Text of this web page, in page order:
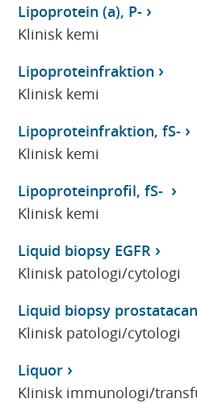
Lipoprotein (a), P-
Klinisk kemi
Lipoproteinfraktion
Klinisk kemi
Lipoproteinfraktion, fS-
Klinisk kemi
Lipoproteinprofil, fS-
Klinisk kemi
Liquid biopsy EGFR
Klinisk patologi/cytologi
Liquid biopsy
Klinisk patologi/cytologi
Liquor
Klinisk immunologi/